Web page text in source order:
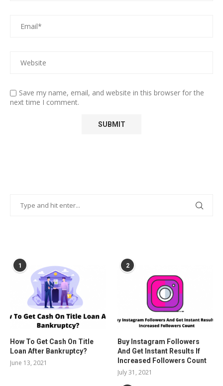
Save my name, email, and website in this browser for the
next time I comment.
1
How To Get Cash On Title
Loan After Bankruptcy?
June 13, 2021
2
Buy Instagram Followers
And Get Instant Results If
Increased Followers Count
July 31, 2021